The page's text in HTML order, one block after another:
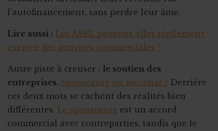
l'autofinancement, sans perdre leur âme.
Lire aussi : Les ASBL peuvent-elles réellement
exercer des activités commerciales ?
Autre piste à creuser : le soutien des
entreprises. Sponsoring ou mécénat ? Derrière
ces deux mots se cachent des réalités bien
différentes. Le sponsoring est un accord
commercial avec contreparties, tandis que le